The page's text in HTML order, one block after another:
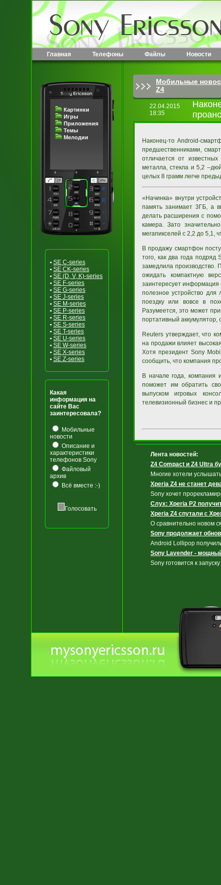
Главная Телефоны Файлы Новости
Картинки
Игры
Приложения
Темы
Мелодии
• SE C-series
• SE CK-series
• SE (D, V, K)-series
• SE F-series
• SE G-series
• SE J-series
• SE M-series
• SE P-series
• SE R-series
• SE S-series
• SE T-series
• SE U-series
• SE W-series
• SE X-series
• SE Z-series
Какая
информация на
сайте Вас
заинтересовала?
Мобильные
новости
Описание и
характеристики
телефонов Sony
Файловый
архив
Всё вместе :-)
Голосовать
Мобильные
Z4
22.04.2015
18:35
Наконец-то Android-
предшественниками,
отличается от
металла, стекла и 5,2
целых 8 грамм легче
«Начинка» внутри
память занимает 3ГБ, а
делать расширения с
камера. Зато
мегапикселей с 2,2 до 5,1,
В продажу смартфон
того, как два года подряд
замедлила производство.
ожидать компактную
заинтересует
полезное устройство
поездку или вовсе в
Разумеется, это может
портативный
Reuters утверждает, что
на продажи влияет
Хотя президент Sony
сообщить, что компания
В начале года, компания
поможет им обратить
выпуском игровых
телевизионный бизнес и
Лента новостей:
Z4 Compact и Z4 Ultra
Многие хотели
Xperia Z4 не станет
Sony хочет
Слух: Xperia P2
Xperia Z4 спутали с
О сравнительно новом
Sony продолжает
Android Lollipop
Sony Lavender -
Sony готовится к